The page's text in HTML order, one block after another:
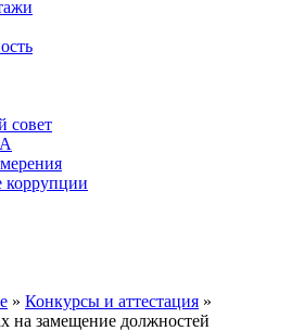
совет
коррупции
» Конкурсы и аттестация »
на замещение должностей